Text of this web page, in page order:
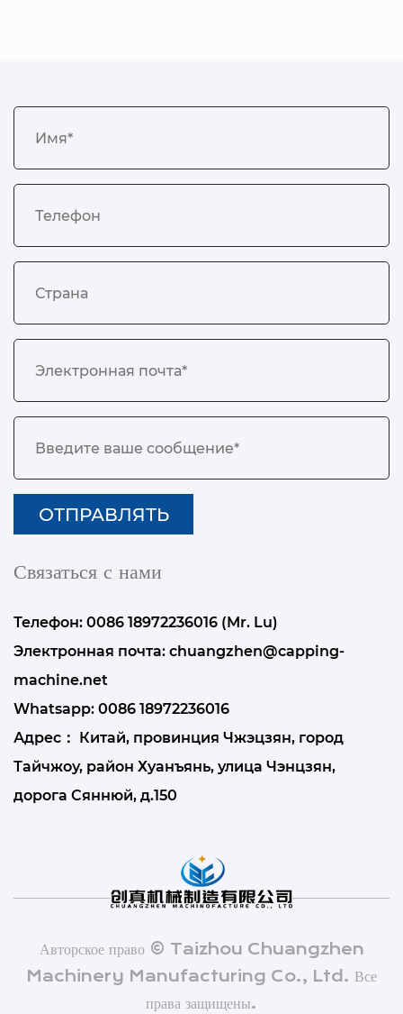
Связаться с нами
Телефон: 0086 18972236016 (Mr. Lu)
Электронная почта: chuangzhen@capping-
machine.net
Whatsapp: 0086 18972236016
Адрес： Китай, провинция Чжэцзян, город
Тайчжоу, район Хуанъянь, улица Чэнцзян,
дорога Сяннюй, д.150
Авторское право © Taizhou Chuangzhen
Machinery Manufacturing Co., Ltd. Все
права защищены.